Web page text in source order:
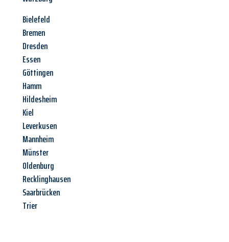
Bielefeld
Bremen
Dresden
Essen
Göttingen
Hamm
Hildesheim
Kiel
Leverkusen
Mannheim
Münster
Oldenburg
Recklinghausen
Saarbrücken
Trier